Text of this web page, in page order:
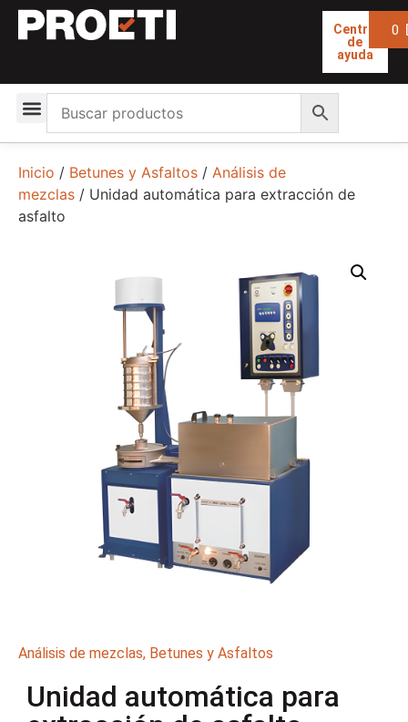
Centro
de
ayuda
0
Inicio / Betunes y Asfaltos / Análisis de
mezclas / Unidad automática para extracción de
asfalto
Análisis de mezclas, Betunes y Asfaltos
Unidad automática para